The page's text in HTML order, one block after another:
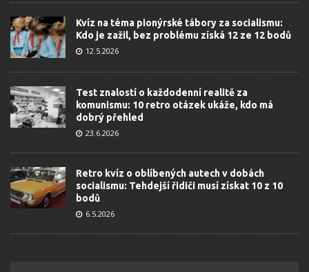
Kvíz na téma pionýrské tábory za socialismu:
Kdo je zažil, bez problému získá 12 ze 12 bodů
12.5.2026
Test znalostí o každodenní realitě za
komunismu: 10 retro otázek ukáže, kdo má
dobrý přehled
23.6.2026
Retro kvíz o oblíbených autech v dobách
socialismu: Tehdejší řidiči musí získat 10 z 10
bodů
6.5.2026